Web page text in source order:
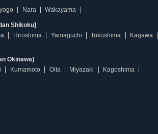
Nara Wakayama
Shikoku]
Hiroshima Yamaguchi Tokushima
Kagawa
Okinawa]
Kumamoto Oita Miyazaki
Kagoshima